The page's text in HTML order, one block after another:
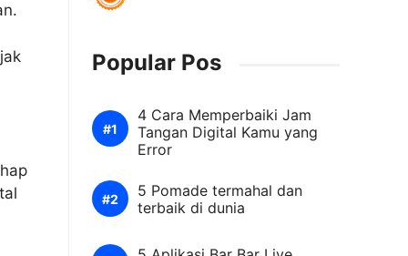
Popular Pos
4 Cara Memperbaiki Jam
Tangan Digital Kamu yang
Error
5 Pomade termahal dan
terbaik di dunia